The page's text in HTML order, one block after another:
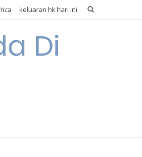
keluaran hk hari ini
Di